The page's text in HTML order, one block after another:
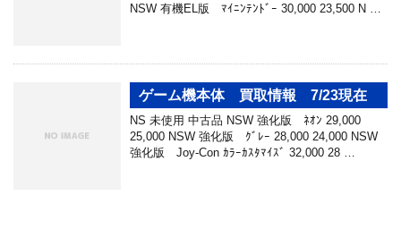
NSW 有機EL版 ﾏｲﾆﾝﾃﾝﾄﾞｰ 30,000 23,500 N …
ゲーム機本体 買取情報 7/23現在
NS 未使用 中古品 NSW 強化版 ﾈｵﾝ 29,000
25,000 NSW 強化版 ｸﾞﾚｰ 28,000 24,000 NSW
強化版 Joy-Con ｶﾗｰｶｽﾀﾏｲｽﾞ 32,000 28 …